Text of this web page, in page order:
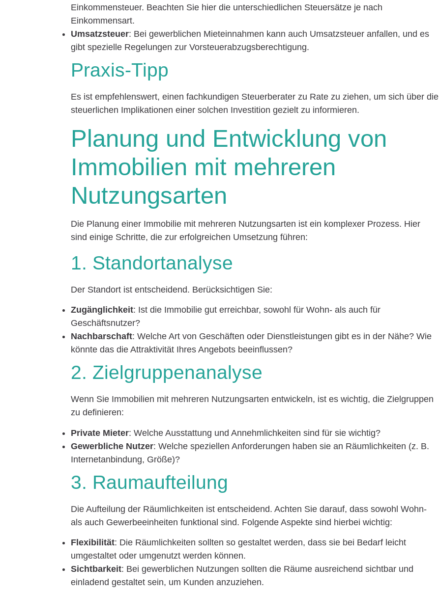
Einkommensteuer. Beachten Sie hier die unterschiedlichen Steuersätze je nach
Einkommensart.
Umsatzsteuer: Bei gewerblichen Mieteinnahmen kann auch Umsatzsteuer anfallen, und es
gibt spezielle Regelungen zur Vorsteuerabzugsberechtigung.
Praxis-Tipp
Es ist empfehlenswert, einen fachkundigen Steuerberater zu Rate zu ziehen, um sich über die
steuerlichen Implikationen einer solchen Investition gezielt zu informieren.
Planung und Entwicklung von
Immobilien mit mehreren
Nutzungsarten
Die Planung einer Immobilie mit mehreren Nutzungsarten ist ein komplexer Prozess. Hier
sind einige Schritte, die zur erfolgreichen Umsetzung führen:
1. Standortanalyse
Der Standort ist entscheidend. Berücksichtigen Sie:
Zugänglichkeit: Ist die Immobilie gut erreichbar, sowohl für Wohn- als auch für
Geschäftsnutzer?
Nachbarschaft: Welche Art von Geschäften oder Dienstleistungen gibt es in der Nähe? Wie
könnte das die Attraktivität Ihres Angebots beeinflussen?
2. Zielgruppenanalyse
Wenn Sie Immobilien mit mehreren Nutzungsarten entwickeln, ist es wichtig, die Zielgruppen
zu definieren:
Private Mieter: Welche Ausstattung und Annehmlichkeiten sind für sie wichtig?
Gewerbliche Nutzer: Welche speziellen Anforderungen haben sie an Räumlichkeiten (z. B.
Internetanbindung, Größe)?
3. Raumaufteilung
Die Aufteilung der Räumlichkeiten ist entscheidend. Achten Sie darauf, dass sowohl Wohn-
als auch Gewerbeeinheiten funktional sind. Folgende Aspekte sind hierbei wichtig:
Flexibilität: Die Räumlichkeiten sollten so gestaltet werden, dass sie bei Bedarf leicht
umgestaltet oder umgenutzt werden können.
Sichtbarkeit: Bei gewerblichen Nutzungen sollten die Räume ausreichend sichtbar und
einladend gestaltet sein, um Kunden anzuziehen.